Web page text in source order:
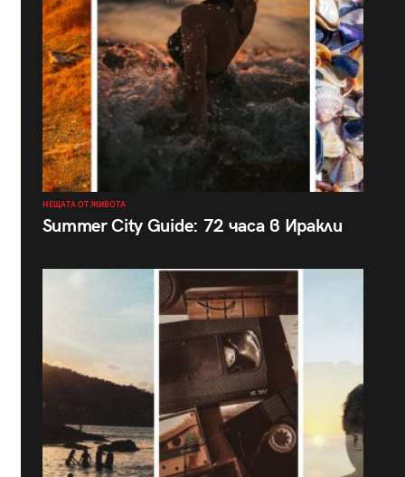
НЕЩАТА ОТ ЖИВОТА
Summer City Guide: 72 часа в Иракли